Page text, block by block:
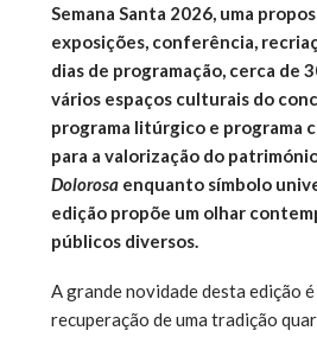
Semana Santa 2026, uma
exposições, conferência,
dias de programação, cerca de
vários espaços culturais do
programa litúrgico e programa
para a valorização do
Dolorosa enquanto símbolo
edição propõe um olhar
públicos diversos.
A grande novidade desta edição
recuperação de uma tradição